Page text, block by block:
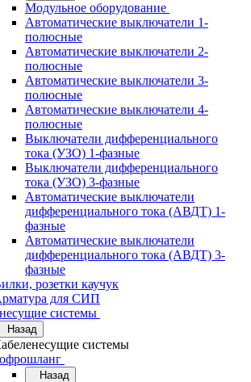
Модульное оборудование
Автоматические выключатели 1-
полюсные
Автоматические выключатели 2-
полюсные
Автоматические выключатели 3-
полюсные
Автоматические выключатели 4-
полюсные
Выключатели дифференциального
тока (УЗО) 1-фазные
Выключатели дифференциального
тока (УЗО) 3-фазные
Автоматические выключатели
дифференциального тока (АВДТ) 1-
фазные
Автоматические выключатели
дифференциального тока (АВДТ) 3-
фазные
розетки каучук
для СИП
системы
Назад
системы
Назад